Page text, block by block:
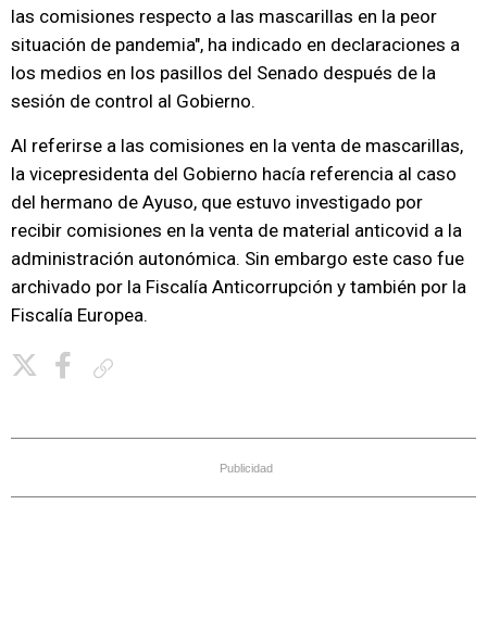
las comisiones respecto a las mascarillas en la peor
situación de pandemia", ha indicado en declaraciones a
los medios en los pasillos del Senado después de la
sesión de control al Gobierno.
Al referirse a las comisiones en la venta de mascarillas,
la vicepresidenta del Gobierno hacía referencia al caso
del hermano de Ayuso, que estuvo investigado por
recibir comisiones en la venta de material anticovid a la
administración autonómica. Sin embargo este caso fue
archivado por la Fiscalía Anticorrupción y también por la
Fiscalía Europea.
Publicidad